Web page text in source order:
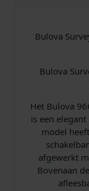
Bulova
Bulova
Het Bulova
is een
model
afgewerkt
Bovenaan